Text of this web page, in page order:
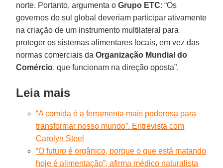
norte. Portanto, argumenta oGrupo ETC: “Os
governos do sul global deveriam participar ativamente
na criação de um instrumento multilateral para
proteger os sistemas alimentares locais, em vez das
normas comerciais daOrganização Mundial do
Comércio, que funcionam na direção oposta”.
Leia mais
“A comida é a ferramenta mais poderosa para
transformar nosso mundo”. Entrevista com
Carolyn Steel
“O futuro é orgânico, porque o que está matando
hoje é alimentação”, afirma médico naturalista